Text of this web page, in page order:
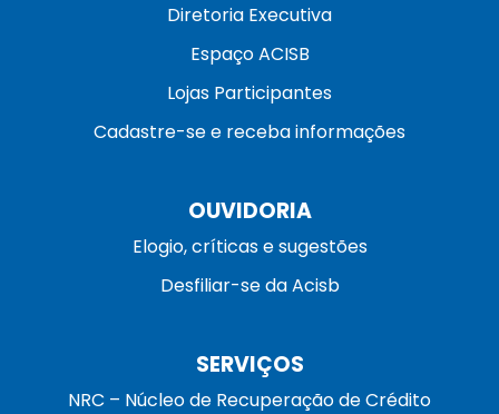
Diretoria Executiva
Espaço ACISB
Lojas Participantes
Cadastre-se e receba informações
OUVIDORIA
Elogio, críticas e sugestões
Desfiliar-se da Acisb
SERVIÇOS
NRC – Núcleo de Recuperação de Crédito